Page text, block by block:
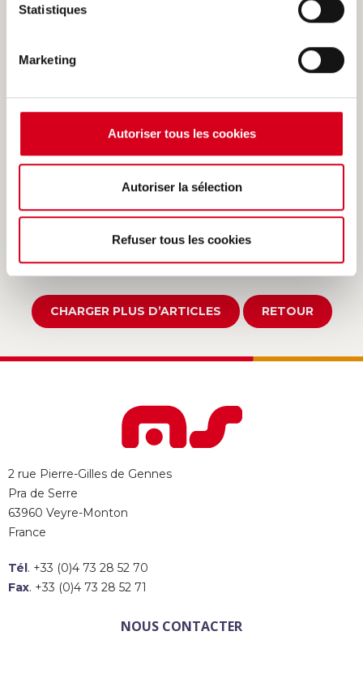
Statistiques
Marketing
Autoriser tous les cookies
Autoriser la sélection
Refuser tous les cookies
sur MS !
[...]
INDUSTRIES MINÉRALES
NON CLASSIFIÉ(E) RECYCLAGE
TRAITEMENT D'EAU
TRAVAUX SOUTERRAINS
CHARGER PLUS D’ARTICLES RETOUR
2 rue Pierre-Gilles de Gennes
Pra de Serre
63960 Veyre-Monton
France
Tél. +33 (0)4 73 28 52 70
Fax. +33 (0)4 73 28 52 71
NOUS CONTACTER